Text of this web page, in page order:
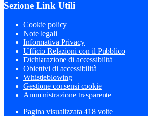
Sezione Link Utili
Cookie policy
Note legali
Informativa Privacy
Ufficio Relazioni con il Pubblico
Dichiarazione di accessibilità
Obiettivi di accessibilità
Whistleblowing
Gestione consensi cookie
Amministrazione trasparente
Pagina visualizzata 418 volte